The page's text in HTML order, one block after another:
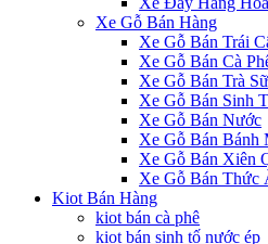
Xe Gỗ Bán Hàng
Xe Gỗ Bán Trái
Xe Gỗ Bán Cà
Xe Gỗ Bán Trà
Xe Gỗ Bán Sinh
Xe Gỗ Bán Nước
Xe Gỗ Bán Bánh
Xe Gỗ Bán Xiên
Xe Gỗ Bán Thức
Kiot Bán Hàng
kiot bán cà phê
kiot bán sinh tố nước ép